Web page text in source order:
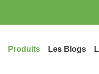
Produits Les Blogs